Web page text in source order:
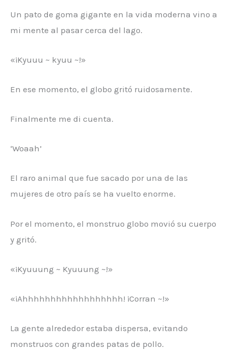
Un pato de goma gigante en la vida moderna vino a
mi mente al pasar cerca del lago.
«¡Kyuuu ~ kyuu ~!»
En ese momento, el globo gritó ruidosamente.
Finalmente me di cuenta.
‘Woaah’
El raro animal que fue sacado por una de las
mujeres de otro país se ha vuelto enorme.
Por el momento, el monstruo globo movió su cuerpo
y gritó.
«¡Kyuuung ~ Kyuuung ~!»
«¡Ahhhhhhhhhhhhhhhhhh! ¡Corran ~!»
La gente alrededor estaba dispersa, evitando
monstruos con grandes patas de pollo.